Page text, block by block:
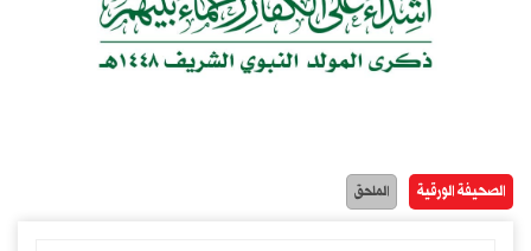
الصحيفة الورقية الملحق